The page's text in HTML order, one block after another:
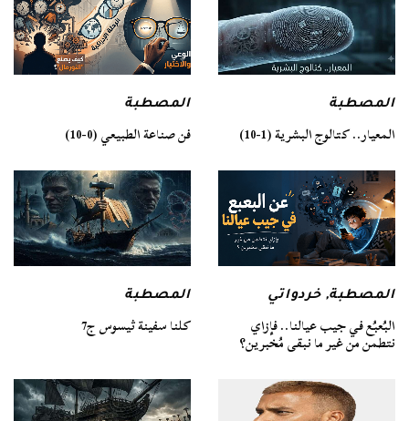
المصطبة
المعيار.. كتالوج البشرية (1-10)
المصطبة
فن صناعة الطبيعي (0-10)
المصطبة,خردواتي
البُعبُع في جيب عيالنا.. فإزاي
نتطمن من غير ما نبقى مُخبرين؟
المصطبة
كلنا سفينة ثيسوس ج7